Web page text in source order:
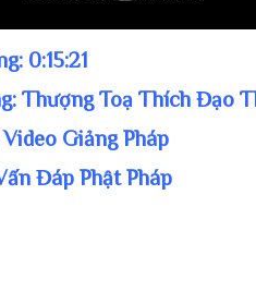
0:15:21
Thượng Toạ Thích Đạo
Giảng Pháp
Đáp Phật Pháp